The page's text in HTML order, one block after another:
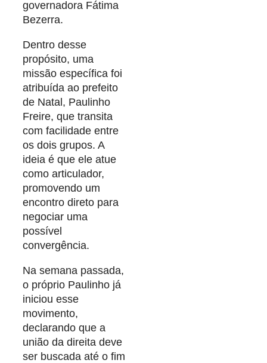
governadora Fátima
Bezerra.
Dentro desse
propósito, uma
missão específica foi
atribuída ao prefeito
de Natal, Paulinho
Freire, que transita
com facilidade entre
os dois grupos. A
ideia é que ele atue
como articulador,
promovendo um
encontro direto para
negociar uma
possível
convergência.
Na semana passada,
o próprio Paulinho já
iniciou esse
movimento,
declarando que a
união da direita deve
ser buscada até o fim